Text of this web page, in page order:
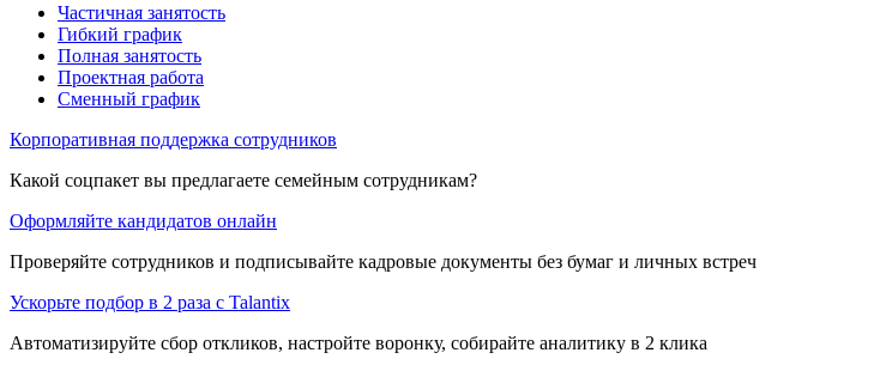
Частичная занятость
Гибкий график
Полная занятость
Проектная работа
Сменный график
Корпоративная поддержка сотрудников
Какой соцпакет вы предлагаете семейным сотрудникам?
Оформляйте кандидатов онлайн
Проверяйте сотрудников и подписывайте кадровые документы без бумаг и личных встреч
Ускорьте подбор в 2 раза с Talantix
Автоматизируйте сбор откликов, настройте воронку, собирайте аналитику в 2 клика